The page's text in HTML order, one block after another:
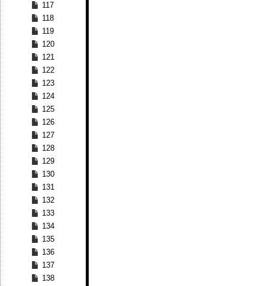
117
118
119
120
121
122
123
124
125
126
127
128
129
130
131
132
133
134
135
136
137
138